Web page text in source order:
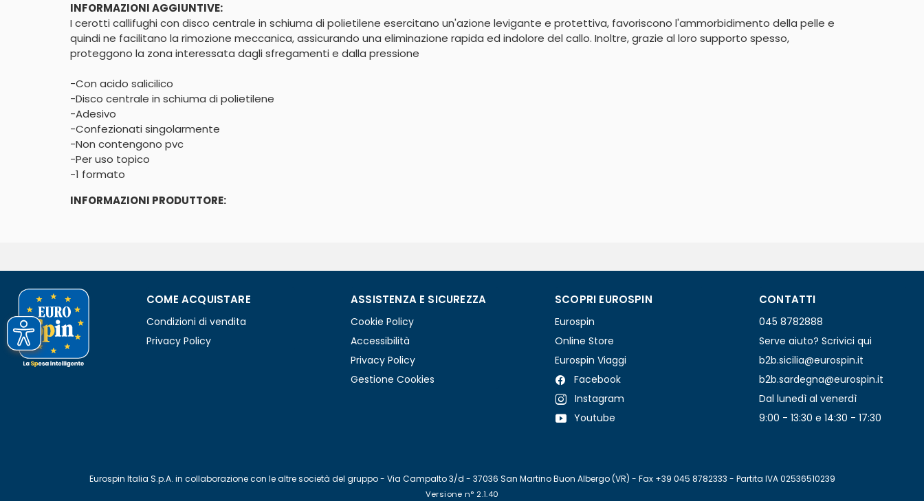
INFORMAZIONI AGGIUNTIVE:
I cerotti callifughi con disco centrale in schiuma di polietilene esercitano un'azione levigante e protettiva, favoriscono l'ammorbidimento della pelle e
quindi ne facilitano la rimozione meccanica, assicurando una eliminazione rapida ed indolore del callo. Inoltre, grazie al loro supporto spesso,
proteggono la zona interessata dagli sfregamenti e dalla pressione
-Con acido salicilico
-Disco centrale in schiuma di polietilene
-Adesivo
-Confezionati singolarmente
-Non contengono pvc
-Per uso topico
-1 formato
INFORMAZIONI PRODUTTORE:
COME ACQUISTARE
Condizioni di vendita
Privacy Policy
ASSISTENZA E SICUREZZA
Cookie Policy
Accessibilità
Privacy Policy
Gestione Cookies
SCOPRI EUROSPIN
Eurospin
Online Store
Eurospin Viaggi
Facebook
Instagram
Youtube
CONTATTI
045 8782888
Serve aiuto? Scrivici qui
b2b.sicilia@eurospin.it
b2b.sardegna@eurospin.it
Dal lunedì al venerdì
9:00 - 13:30 e 14:30 - 17:30
Eurospin Italia S.p.A. in collaborazione con le altre società del gruppo - Via Campalto 3/d - 37036 San Martino Buon Albergo (VR) - Fax +39 045 8782333 - Partita IVA 02536510239
Versione n° 2.1.40